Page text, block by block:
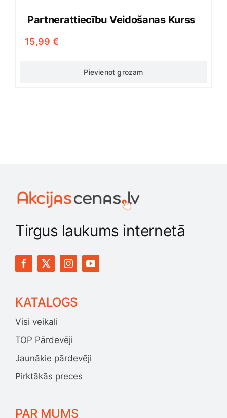
Partnerattiecību Veidošanas Kurss
15,99 €
Pievienot grozam
Tirgus laukums internetā
KATALOGS
Visi veikali
TOP Pārdevēji
Jaunākie pārdevēji
Pirktākās preces
PAR MUMS